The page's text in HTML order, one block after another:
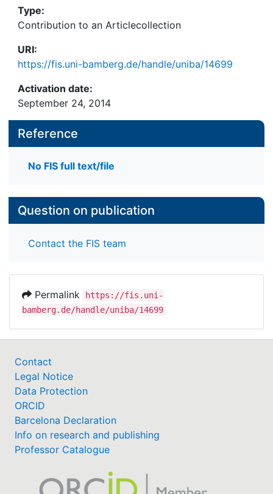
Type:
Contribution to an Articlecollection
URI:
https://fis.uni-bamberg.de/handle/uniba/14699
Activation date:
September 24, 2014
Reference
No FIS full text/file
Question on publication
Contact the FIS team
Permalink
https://fis.uni-
bamberg.de/handle/uniba/14699
Contact
Legal Notice
Data Protection
ORCID
Barcelona Declaration
Info on research and publishing
Professor Catalogue